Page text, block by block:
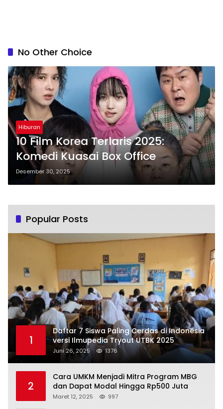
No Other Choice
Hiburan
10 Film Korea Terlaris 2025:
Komedi Kuasai Box Office
Desember 30, 2025
Popular Posts
1
Daftar 7 Siswa Paling Cerdas di Indonesia
versi Ilmupedia Tryout UTBK 2025
Juni 26, 2025 1376
2
Cara UMKM Menjadi Mitra Program MBG
dan Dapat Modal Hingga Rp500 Juta
Maret 12, 2025 997